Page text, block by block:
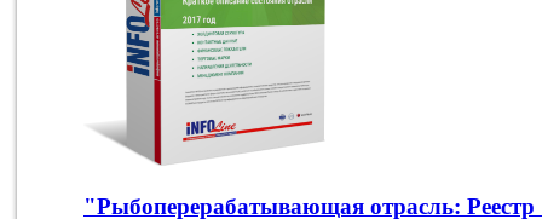
"Рыбоперерабатывающая отрасль: